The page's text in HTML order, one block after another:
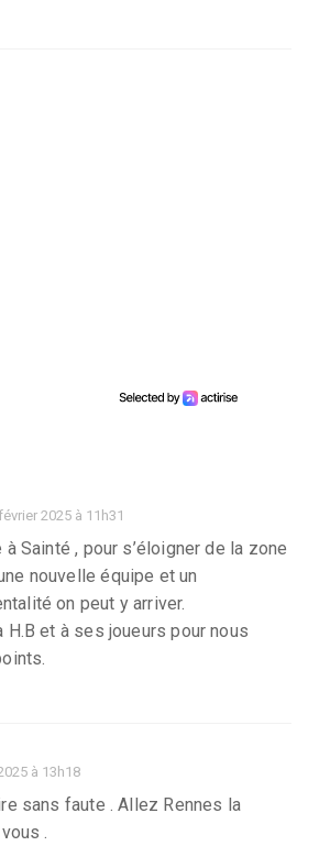
2025 à 11h31
Sainté , pour s’éloigner de la zone
nouvelle équipe et un
on peut y arriver.
et à ses joueurs pour nous
à 13h18
sans faute . Allez Rennes la
.